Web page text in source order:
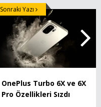
OnePlus Turbo 6X ve 6X
Pro Özellikleri Sızdı
Sonraki Yazı